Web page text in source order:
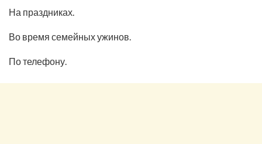
На праздниках.
Во время семейных ужинов.
По телефону.